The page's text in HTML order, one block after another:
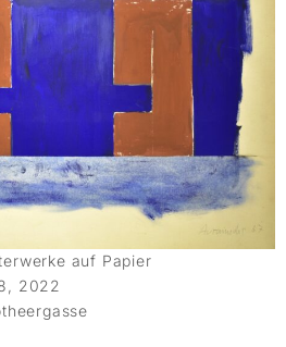
auf Papier
2022